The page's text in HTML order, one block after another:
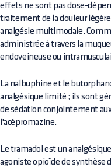
effets ne sont pas dose-
traitement de la douleur
analgésie multimodale.
administrée à travers la
endoveineuse ou
La nalbuphine et le
analgésique limité ; ils sont
de sédation conjointement
l'acépromazine.
Le tramadol est un
agoniste opioïde de synthèse